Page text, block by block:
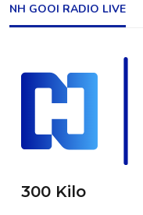
NH GOOI RADIO LIVE
300 Kilo